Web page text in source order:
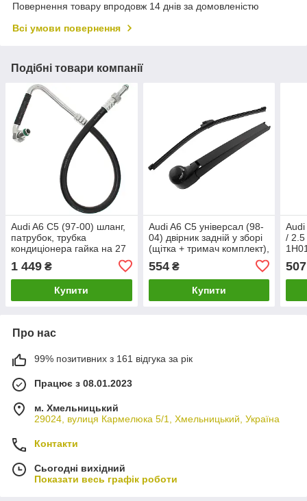
Повернення товару впродовж 14 днів за домовленістю
Всі умови повернення
Подібні товари компанії
Audi A6 C5 (97-00) шланг,
патрубок, трубка
кондиціонера гайка на 27
8D0260701H, Ауді А6 С5
1 449 ₴
Купити
Audi A6 C5 універсал (98-
04) двірник задній у зборі
(щітка + тримач комплект),
554₴
Купити
/ 2.5
507
Про нас
99% позитивних з 161 відгука за рік
Працює з 08.01.2023
м. Хмельницький
29024, вулиця Кармелюка 5/1, Хмельницький, Україна
Контакти
Сьогодні вихідний
Показати весь графік роботи